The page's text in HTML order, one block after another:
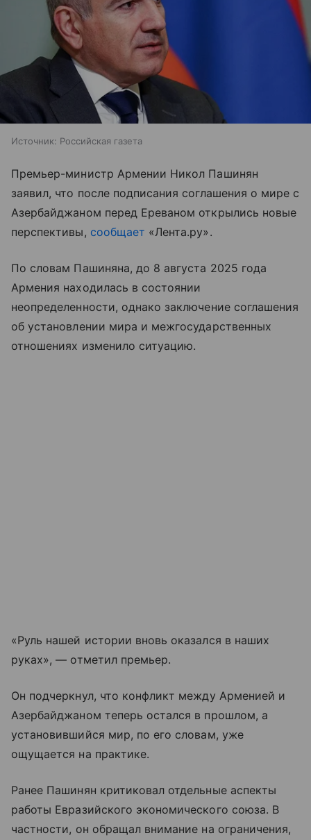
Источник: Российская газета
Премьер-министр Армении Никол Пашинян
заявил, что после подписания соглашения о мире с
Азербайджаном перед Ереваном открылись новые
перспективы, сообщает «Лента.ру».
По словам Пашиняна, до 8 августа 2025 года
Армения находилась в состоянии
неопределенности, однако заключение соглашения
об установлении мира и межгосударственных
отношениях изменило ситуацию.
«Руль нашей истории вновь оказался в наших
руках», — отметил премьер.
Он подчеркнул, что конфликт между Арменией и
Азербайджаном теперь остался в прошлом, а
установившийся мир, по его словам, уже
ощущается на практике.
Ранее Пашинян критиковал отдельные аспекты
работы Евразийского экономического союза. В
частности, он обращал внимание на ограничения,